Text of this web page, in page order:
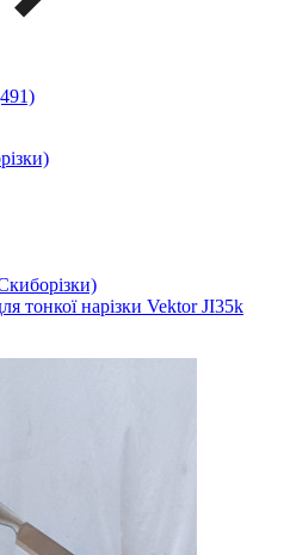
тонкої нарізки Vektor JI35k